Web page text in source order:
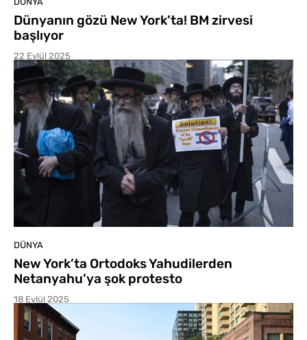
Dünyanın gözü New York’ta! BM zirvesi
başlıyor
22 Eylül 2025
DÜNYA
New York’ta Ortodoks Yahudilerden
Netanyahu’ya şok protesto
18 Eylül 2025